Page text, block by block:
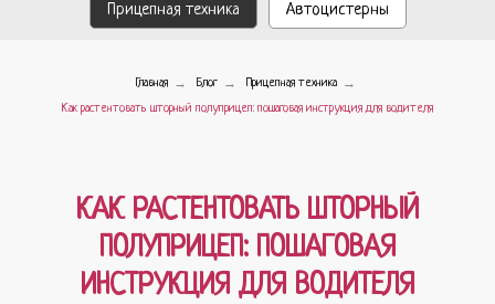
Прицепная техника Автоцистерны
Главная → Блог → Прицепная техника →
Как растентовать шторный полуприцеп: пошаговая инструкция для водителя
КАК РАСТЕНТОВАТЬ ШТОРНЫЙ
ПОЛУПРИЦЕП: ПОШАГОВАЯ
ИНСТРУКЦИЯ ДЛЯ ВОДИТЕЛЯ